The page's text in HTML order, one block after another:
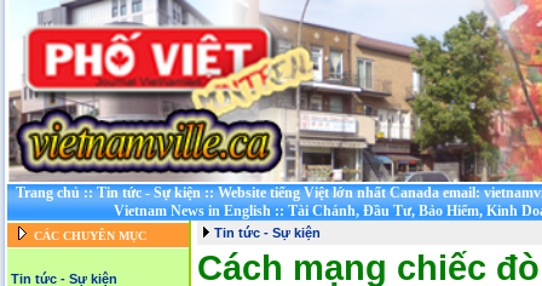
Trang chủ::Tin tức - Sự kiện::Website tiếng Việt lớn nhất Canada email:
Vietnam News in English::Tài Chánh, Đầu Tư, Bảo Hiểm, Kinh
CÁC CHUYÊN MỤC
Tin tức - Sự kiện
Tin tức - Sự kiện
Cách mạng chiếc